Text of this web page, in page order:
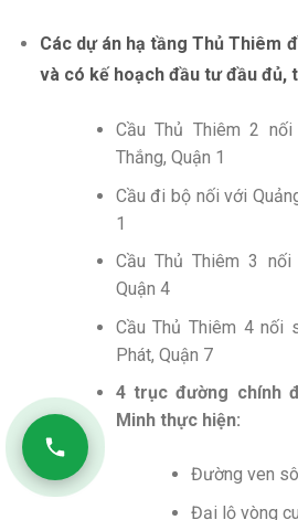
Các dự án hạ tầng Thủ Thiêm
và có kế hoạch đầu tư đầu đủ,
Cầu Thủ Thiêm 2
Thắng, Quận 1
Cầu đi bộ nối với
1
Cầu Thủ Thiêm 3
Quận 4
Cầu Thủ Thiêm 4 nối
Phát, Quận 7
4 trục đường chính
Minh thực hiện:
Đường ven
Đại lộ vòng